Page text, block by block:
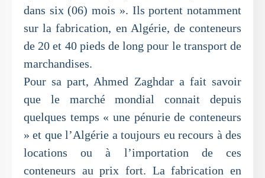
dans six (06) mois ». Ils portent notamment
sur la fabrication, en Algérie, de conteneurs
de 20 et 40 pieds de long pour le transport de
marchandises.
Pour sa part, Ahmed Zaghdar a fait savoir
que le marché mondial connait depuis
quelques temps « une pénurie de conteneurs
» et que l’Algérie a toujours eu recours à des
locations ou à l’importation de ces
conteneurs au prix fort. La fabrication en